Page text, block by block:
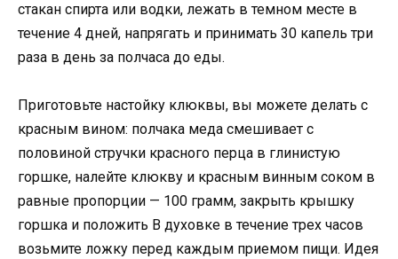
стакан спирта или водки, лежать в темном месте в
течение 4 дней, напрягать и принимать 30 капель три
раза в день за полчаса до еды.
Приготовьте настойку клюквы, вы можете делать с
красным вином: полчака меда смешивает с
половиной стручки красного перца в глинистую
горшке, налейте клюкву и красным винным соком в
равные пропорции — 100 грамм, закрыть крышку
горшка и положить В духовке в течение трех часов
возьмите ложку перед каждым приемом пищи. Идея